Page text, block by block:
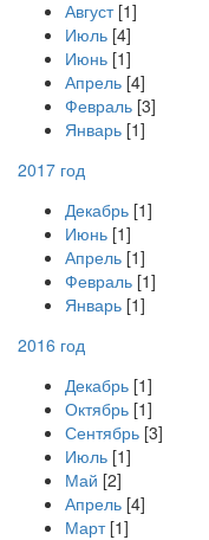
Август[1]
Июль [4]
Июнь [1]
Апрель [4]
Февраль [3]
Январь [1]
2017 год
Декабрь [1]
Июнь [1]
Апрель [1]
Февраль [1]
Январь [1]
2016 год
Декабрь [1]
Октябрь [1]
Сентябрь [3]
Июль [1]
Май [2]
Апрель [4]
Март[1]